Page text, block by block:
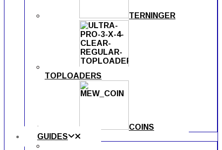
TERNINGER
TOPLOADERS
COINS
GUIDES